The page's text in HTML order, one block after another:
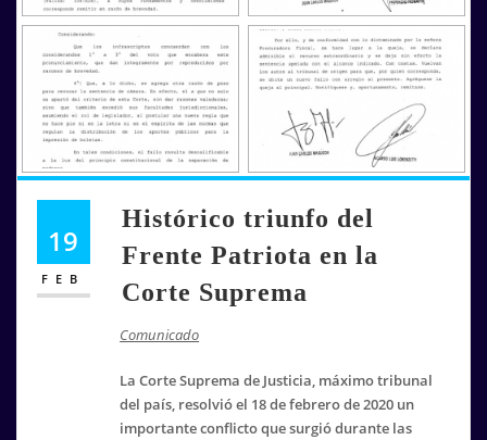
19
FEB
Histórico triunfo del
Frente Patriota en la
Corte Suprema
Comunicado
La Corte Suprema de Justicia, máximo tribunal
del país, resolvió el 18 de febrero de 2020 un
importante conflicto que surgió durante las